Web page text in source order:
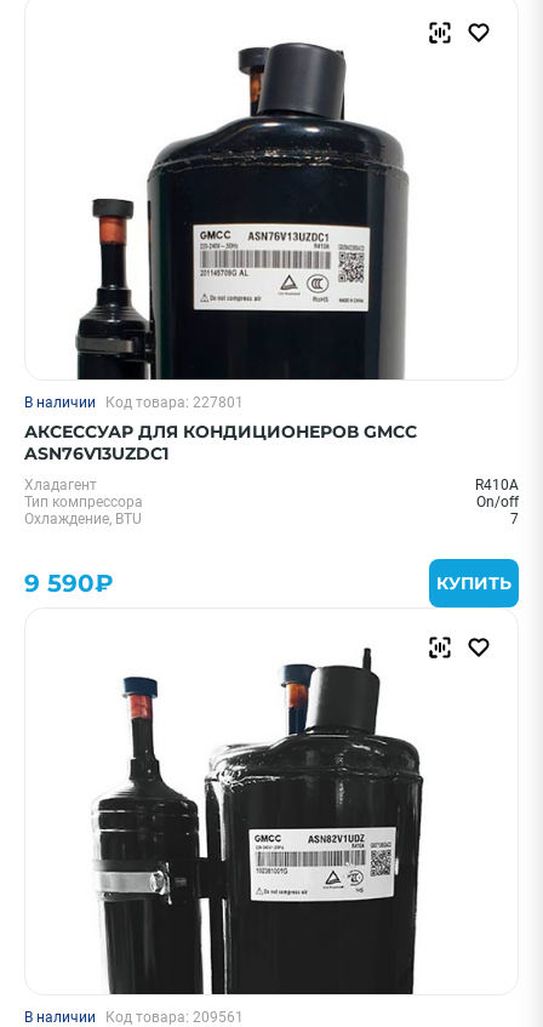
В наличии Код товара: 227801
АКСЕССУАР ДЛЯ КОНДИЦИОНЕРОВ GMCC
ASN76V13UZDC1
Хладагент
R410A
Тип компрессора
On/off
Охлаждение, BTU
7
9 590₽ КУПИТЬ
В наличии Код товара: 209561